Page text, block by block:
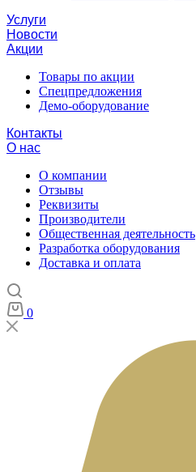
Услуги
Новости
Акции
Товары по акции
Спецпредложения
Демо-оборудование
Контакты
О нас
О компании
Отзывы
Реквизиты
Производители
Общественная деятельность
Разработка оборудования
Доставка и оплата
0